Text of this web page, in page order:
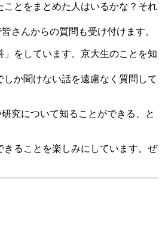
とをまとめた人はいるかな？それ
さんからの質問も受け付けます。
をしています。京大生のことを知
か聞けない話を遠慮なく質問して
究について知ることができる、と
ることを楽しみにしています。ぜ